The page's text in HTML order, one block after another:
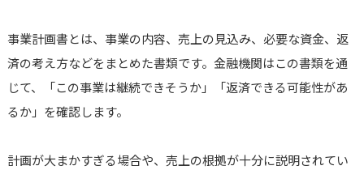
事業計画書とは、事業の内容、売上の見込み、必要な資金、返
済の考え方などをまとめた書類です。金融機関はこの書類を通
じて、「この事業は継続できそうか」「返済できる可能性があ
るか」を確認します。
計画が大まかすぎる場合や、売上の根拠が十分に説明されてい